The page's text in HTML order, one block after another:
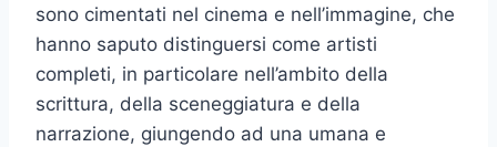
sono cimentati nel cinema e nell’immagine, che
hanno saputo distinguersi come artisti
completi, in particolare nell’ambito della
scrittura, della sceneggiatura e della
narrazione, giungendo ad una umana e